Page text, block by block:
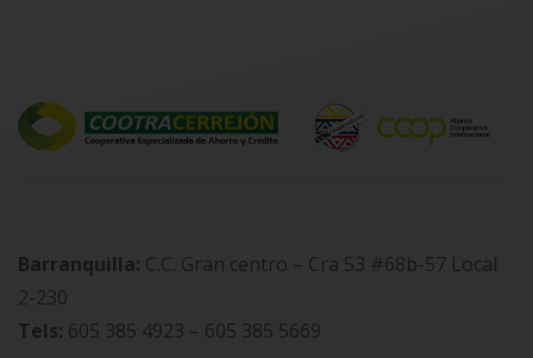
Barranquilla: C.C. Gran centro – Cra 53 #68b-57 Local
2-230
Tels: 605 385 4923 – 605 385 5669